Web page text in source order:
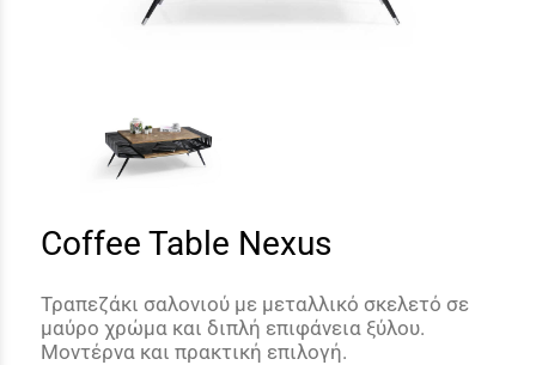
Coffee Table Nexus
Τραπεζάκι σαλονιού με μεταλλικό σκελετό σε
μαύρο χρώμα και διπλή επιφάνεια ξύλου.
Μοντέρνα και πρακτική επιλογή.